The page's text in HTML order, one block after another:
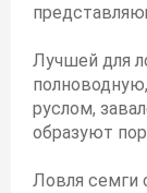
Лучшей для
руслом,
образуют
Ловля семги